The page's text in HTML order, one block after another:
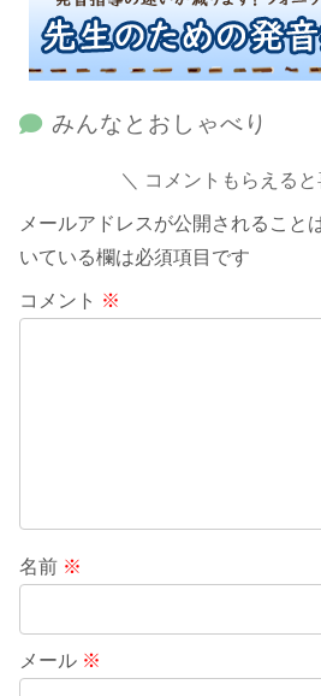
みんなとおしゃべり
コメントもらえる
メールアドレスが公開されること
いている欄は必須項目です
コメント ※
名前 ※
メール ※